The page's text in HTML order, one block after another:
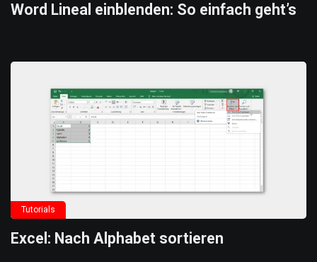
Word Lineal einblenden: So einfach geht’s
Tutorials
Excel: Nach Alphabet sortieren